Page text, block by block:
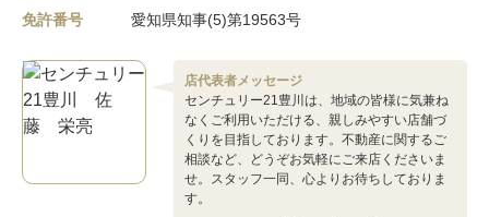
免許番号
愛知県知事(5)第19563号
店代表者メッセージ
センチュリー21豊川は、地域の皆様に気兼ね
なくご利用いただける、親しみやすい店舗づ
くりを目指しております。不動産に関するご
相談など、どうぞお気軽にご来店くださいま
せ。スタッフ一同、心よりお待ちしておりま
す。